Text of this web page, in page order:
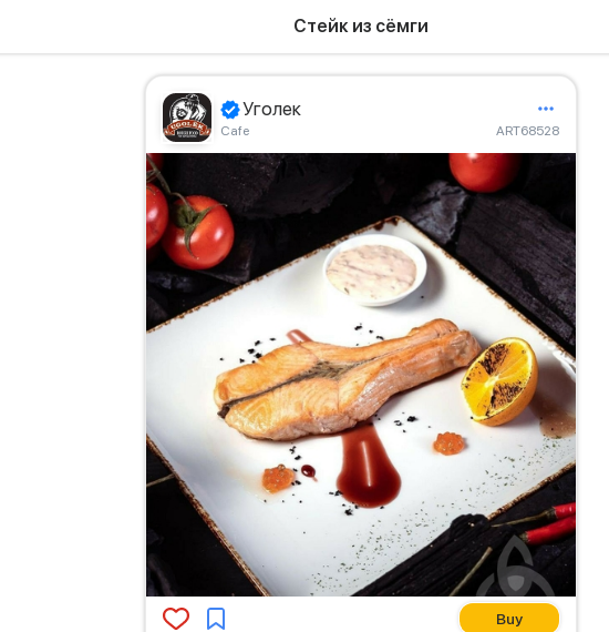
Стейк из сёмги
Уголек
Сafe ART68528
Buy